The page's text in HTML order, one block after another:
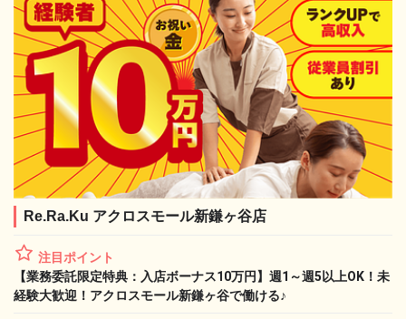
Re.Ra.Ku アクロスモール新鎌ヶ谷店
注目ポイント
【業務委託限定特典：入店ボーナス10万円】週1～週5以上OK！未
経験大歓迎！アクロスモール新鎌ヶ谷で働ける♪